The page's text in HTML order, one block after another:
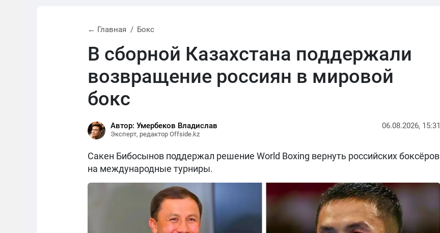
← Главная Бокс
В сборной Казахстана поддержали
возвращение россиян в мировой
бокс
Автор: Умербеков Владислав
Эксперт, редактор Offside.kz
06.08.2026, 15:31
Сакен Бибосынов поддержал решение World Boxing вернуть российских боксёров
на международные турниры.